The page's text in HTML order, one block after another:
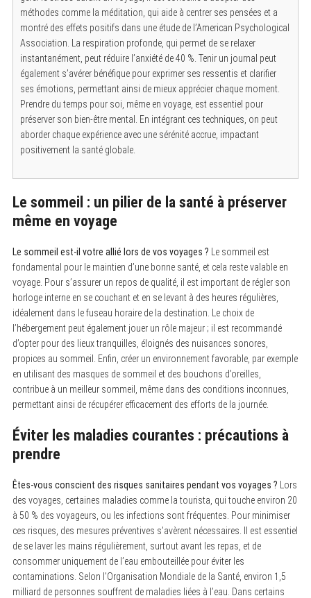
méthodes comme la méditation, qui aide à centrer ses pensées et a
montré des effets positifs dans une étude de l’American Psychological
Association. La respiration profonde, qui permet de se relaxer
instantanément, peut réduire l’anxiété de 40 %. Tenir un journal peut
également s’avérer bénéfique pour exprimer ses ressentis et clarifier
ses émotions, permettant ainsi de mieux apprécier chaque moment.
Prendre du temps pour soi, même en voyage, est essentiel pour
préserver son bien-être mental. En intégrant ces techniques, on peut
aborder chaque expérience avec une sérénité accrue, impactant
positivement la santé globale.
Le sommeil : un pilier de la santé à préserver
même en voyage
Le sommeil est-il votre allié lors de vos voyages ? Le sommeil est
fondamental pour le maintien d’une bonne santé, et cela reste valable en
voyage. Pour s’assurer un repos de qualité, il est important de régler son
horloge interne en se couchant et en se levant à des heures régulières,
idéalement dans le fuseau horaire de la destination. Le choix de
l’hébergement peut également jouer un rôle majeur ; il est recommandé
d’opter pour des lieux tranquilles, éloignés des nuisances sonores,
propices au sommeil. Enfin, créer un environnement favorable, par exemple
en utilisant des masques de sommeil et des bouchons d’oreilles,
contribue à un meilleur sommeil, même dans des conditions inconnues,
permettant ainsi de récupérer efficacement des efforts de la journée.
Éviter les maladies courantes : précautions à
prendre
Êtes-vous conscient des risques sanitaires pendant vos voyages ? Lors
des voyages, certaines maladies comme la tourista, qui touche environ 20
à 50 % des voyageurs, ou les infections sont fréquentes. Pour minimiser
ces risques, des mesures préventives s’avèrent nécessaires. Il est essentiel
de se laver les mains régulièrement, surtout avant les repas, et de
consommer uniquement de l’eau embouteillée pour éviter les
contaminations. Selon l’Organisation Mondiale de la Santé, environ 1,5
milliard de personnes souffrent de maladies liées à l’eau. Dans certains
r
h
f
r
: